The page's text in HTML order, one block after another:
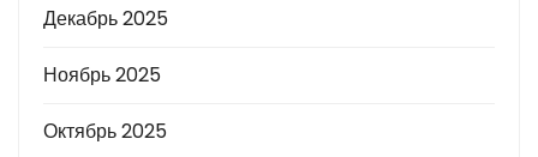
Декабрь 2025
Ноябрь 2025
Октябрь 2025